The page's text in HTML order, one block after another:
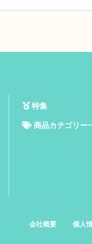
特集
商品カテゴリー
会社概要 個人